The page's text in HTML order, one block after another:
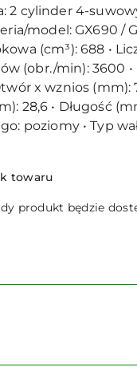
2 cylinder 4-
model: GX690 /
(cm³): 688 •
(obr./min): 3600
x wznios (mm):
28,6 • Długość
poziomy • Typ
towaru
produkt będzie